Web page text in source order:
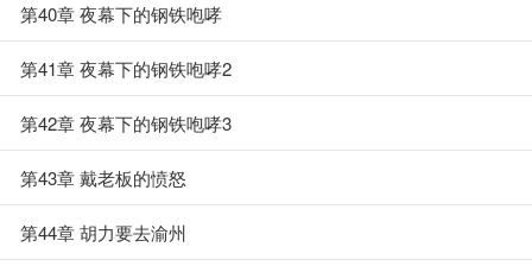
第40章 夜幕下的钢铁咆哮
第41章 夜幕下的钢铁咆哮2
第42章 夜幕下的钢铁咆哮3
第43章 戴老板的愤怒
第44章 胡力要去渝州